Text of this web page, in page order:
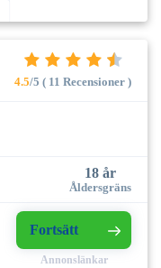
4.5/5 ( 11 Recensioner )
18 år
Åldersgräns
Fortsätt
Annonslänkar